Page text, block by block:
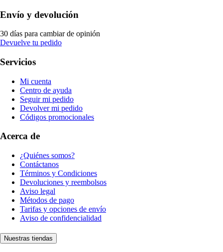
Envío y devolución
30 días para cambiar de opinión
Devuelve tu pedido
Servicios
Mi cuenta
Centro de ayuda
Seguir mi pedido
Devolver mi pedido
Códigos promocionales
Acerca de
¿Quiénes somos?
Contáctanos
Términos y Condiciones
Devoluciones y reembolsos
Aviso legal
Métodos de pago
Tarifas y opciones de envío
Aviso de confidencialidad
Nuestras tiendas